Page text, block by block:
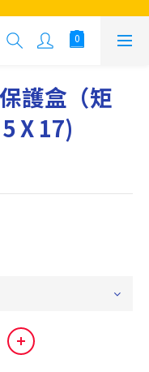
護盒（矩
X 17)